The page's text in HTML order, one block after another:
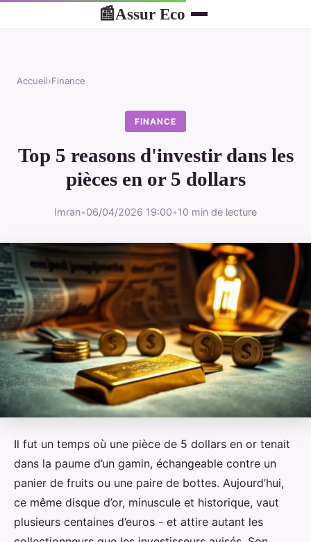
📰Assur Eco
Accueil›Finance
FINANCE
Top 5 reasons d'investir dans les
pièces en or 5 dollars
Imran•06/04/2026 19:00•10 min de lecture
Il fut un temps où une pièce de 5 dollars en or tenait
dans la paume d’un gamin, échangeable contre un
panier de fruits ou une paire de bottes. Aujourd’hui,
ce même disque d’or, minuscule et historique, vaut
plusieurs centaines d’euros - et attire autant les